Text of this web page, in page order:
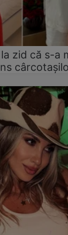
zid că s-a